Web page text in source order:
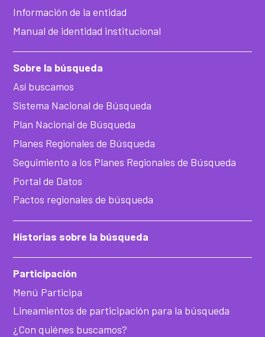
Información de la entidad
Manual de identidad institucional
Sobre la búsqueda
Así buscamos
Sistema Nacional de Búsqueda
Plan Nacional de Búsqueda
Planes Regionales de Búsqueda
Seguimiento a los Planes Regionales de Búsqueda
Portal de Datos
Pactos regionales de búsqueda
Historias sobre la búsqueda
Participación
Menú Participa
Lineamientos de participación para la búsqueda
¿Con quiénes buscamos?